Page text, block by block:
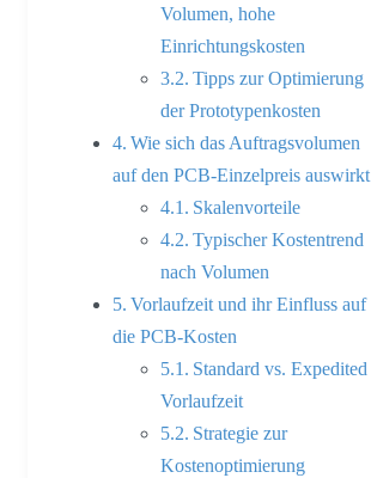
Volumen, hohe
Einrichtungskosten
Tipps zur Optimierung
der Prototypenkosten
Wie sich das Auftragsvolumen
auf den PCB-Einzelpreis auswirkt
Skalenvorteile
Typischer Kostentrend
nach Volumen
Vorlaufzeit und ihr Einfluss auf
die PCB-Kosten
Standard vs. Expedited
Vorlaufzeit
Strategie zur
Kostenoptimierung